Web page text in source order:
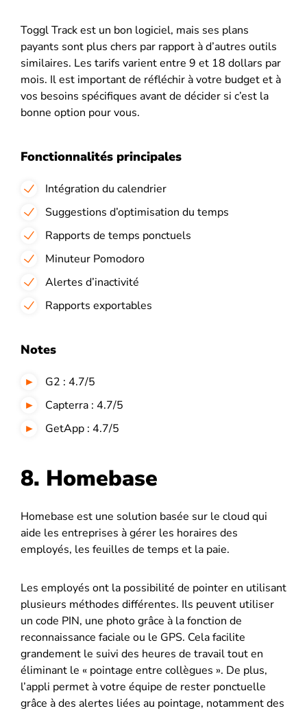
Toggl Track est un bon logiciel, mais ses plans
payants sont plus chers par rapport à d’autres outils
similaires. Les tarifs varient entre 9 et 18 dollars par
mois. Il est important de réfléchir à votre budget et à
vos besoins spécifiques avant de décider si c’est la
bonne option pour vous.
Fonctionnalités principales
Intégration du calendrier
Suggestions d’optimisation du temps
Rapports de temps ponctuels
Minuteur Pomodoro
Alertes d’inactivité
Rapports exportables
Notes
G2 : 4.7/5
Capterra : 4.7/5
GetApp : 4.7/5
8. Homebase
Homebase est une solution basée sur le cloud qui
aide les entreprises à gérer les horaires des
employés, les feuilles de temps et la paie.
Les employés ont la possibilité de pointer en utilisant
plusieurs méthodes différentes. Ils peuvent utiliser
un code PIN, une photo grâce à la fonction de
reconnaissance faciale ou le GPS. Cela facilite
grandement le suivi des heures de travail tout en
éliminant le « pointage entre collègues ». De plus,
l’appli permet à votre équipe de rester ponctuelle
grâce à des alertes liées au pointage, notamment des